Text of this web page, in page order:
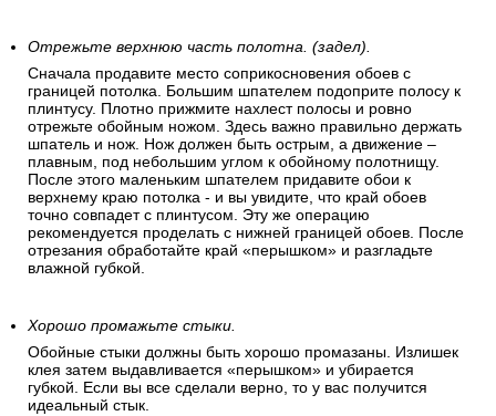
Отрежьте верхнюю часть полотна. (задел).
Сначала продавите место соприкосновения обоев с
границей потолка. Большим шпателем подоприте полосу к
плинтусу. Плотно прижмите нахлест полосы и ровно
отрежьте обойным ножом. Здесь важно правильно держать
шпатель и нож. Нож должен быть острым, а движение –
плавным, под небольшим углом к обойному полотнищу.
После этого маленьким шпателем придавите обои к
верхнему краю потолка - и вы увидите, что край обоев
точно совпадет с плинтусом. Эту же операцию
рекомендуется проделать с нижней границей обоев. После
отрезания обработайте край «перышком» и разгладьте
влажной губкой.
Хорошо промажьте стыки.
Обойные стыки должны быть хорошо промазаны. Излишек
клея затем выдавливается «перышком» и убирается
губкой. Если вы все сделали верно, то у вас получится
идеальный стык.